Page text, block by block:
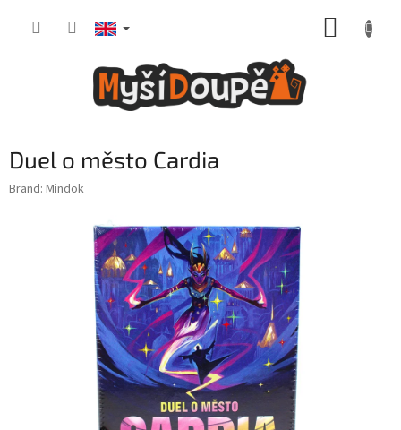
Duel o město Cardia
Brand: Mindok